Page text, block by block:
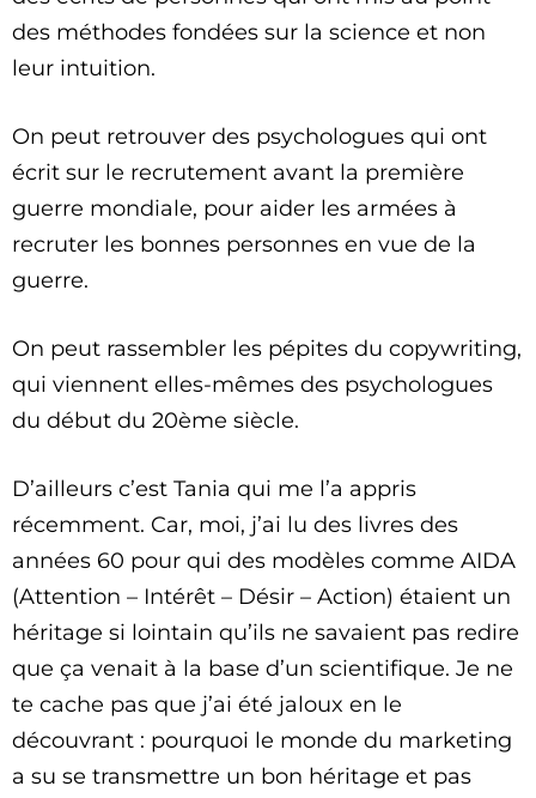
des méthodes fondées sur la science et non
leur intuition.
On peut retrouver des psychologues qui ont
écrit sur le recrutement avant la première
guerre mondiale, pour aider les armées à
recruter les bonnes personnes en vue de la
guerre.
On peut rassembler les pépites du copywriting,
qui viennent elles-mêmes des psychologues
du début du 20ème siècle.
D’ailleurs c’est Tania qui me l’a appris
récemment. Car, moi, j’ai lu des livres des
années 60 pour qui des modèles comme AIDA
(Attention – Intérêt – Désir – Action) étaient un
héritage si lointain qu’ils ne savaient pas redire
que ça venait à la base d’un scientifique. Je ne
te cache pas que j’ai été jaloux en le
découvrant : pourquoi le monde du marketing
a su se transmettre un bon héritage et pas